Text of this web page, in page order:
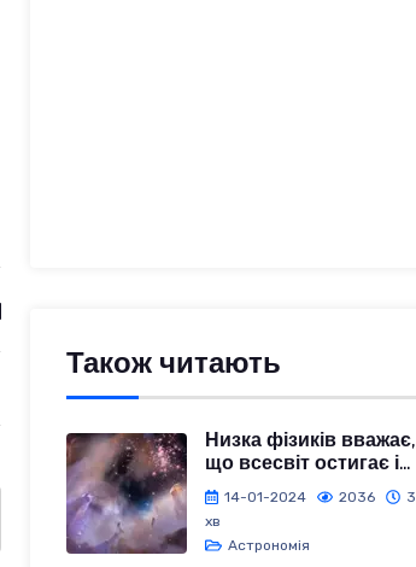
Також читають
Низка фізиків вважає,
що всесвіт остигає і...
14-01-2024 2036
3
хв
Астрономія